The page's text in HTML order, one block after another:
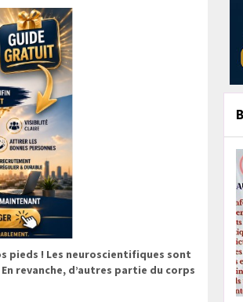
pieds ! Les neuroscientifiques sont
revanche, d’autres partie du corps